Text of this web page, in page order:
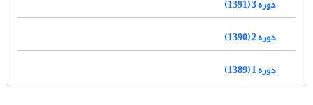
دوره 3 (1391)
دوره 2 (1390)
دوره 1 (1389)